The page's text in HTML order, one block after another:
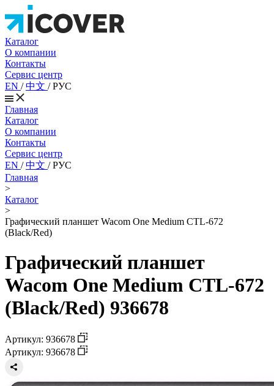
Каталог
О компании
Контакты
Сервис центр
EN /中文 /РУС
Главная
Каталог
О компании
Контакты
Сервис центр
EN /中文 /РУС
Главная
>
Каталог
>
Графический планшет Wacom One Medium CTL-672
(Black/Red)
Графический планшет
Wacom One Medium CTL-672
(Black/Red) 936678
Артикул: 936678
Артикул: 936678